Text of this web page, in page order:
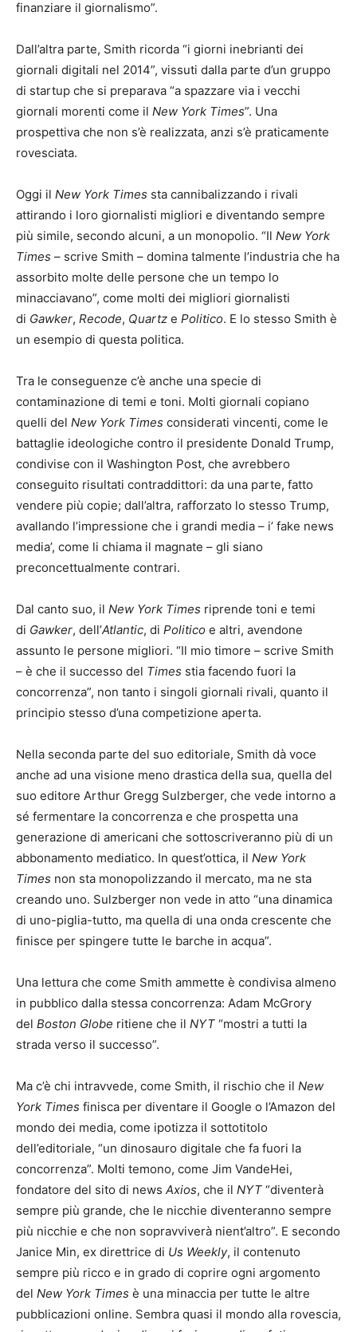
finanziare il giornalismo”.
Dall’altra parte, Smith ricorda “i giorni inebrianti dei
giornali digitali nel 2014”, vissuti dalla parte d’un gruppo
di startup che si preparava “a spazzare via i vecchi
giornali morenti come il New York Times”. Una
prospettiva che non s’è realizzata, anzi s’è praticamente
rovesciata.
Oggi il New York Times sta cannibalizzando i rivali
attirando i loro giornalisti migliori e diventando sempre
più simile, secondo alcuni, a un monopolio. “Il New York
Times – scrive Smith – domina talmente l’industria che ha
assorbito molte delle persone che un tempo lo
minacciavano”, come molti dei migliori giornalisti
di Gawker, Recode, Quartz e Politico. E lo stesso Smith è
un esempio di questa politica.
Tra le conseguenze c’è anche una specie di
contaminazione di temi e toni. Molti giornali copiano
quelli del New York Times considerati vincenti, come le
battaglie ideologiche contro il presidente Donald Trump,
condivise con il Washington Post, che avrebbero
conseguito risultati contraddittori: da una parte, fatto
vendere più copie; dall’altra, rafforzato lo stesso Trump,
avallando l’impressione che i grandi media – i’ fake news
media’, come li chiama il magnate – gli siano
preconcettualmente contrari.
Dal canto suo, il New York Times riprende toni e temi
di Gawker, dell’Atlantic, di Politico e altri, avendone
assunto le persone migliori. “Il mio timore – scrive Smith
– è che il successo del Times stia facendo fuori la
concorrenza”, non tanto i singoli giornali rivali, quanto il
principio stesso d’una competizione aperta.
Nella seconda parte del suo editoriale, Smith dà voce
anche ad una visione meno drastica della sua, quella del
suo editore Arthur Gregg Sulzberger, che vede intorno a
sé fermentare la concorrenza e che prospetta una
generazione di americani che sottoscriveranno più di un
abbonamento mediatico. In quest’ottica, il New York
Times non sta monopolizzando il mercato, ma ne sta
creando uno. Sulzberger non vede in atto “una dinamica
di uno-piglia-tutto, ma quella di una onda crescente che
finisce per spingere tutte le barche in acqua”.
Una lettura che come Smith ammette è condivisa almeno
in pubblico dalla stessa concorrenza: Adam McGrory
del Boston Globe ritiene che il NYT “mostri a tutti la
strada verso il successo”.
Ma c’è chi intravvede, come Smith, il rischio che il New
York Times finisca per diventare il Google o l’Amazon del
mondo dei media, come ipotizza il sottotitolo
dell’editoriale, “un dinosauro digitale che fa fuori la
concorrenza”. Molti temono, come Jim VandeHei,
fondatore del sito di news Axios, che il NYT “diventerà
sempre più grande, che le nicchie diventeranno sempre
più nicchie e che non sopravviverà nient’altro”. E secondo
Janice Min, ex direttrice di Us Weekly, il contenuto
sempre più ricco e in grado di coprire ogni argomento
del New York Times è una minaccia per tutte le altre
pubblicazioni online. Sembra quasi il mondo alla rovescia,